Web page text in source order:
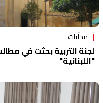
محلّيات
لجنة التربية بحثت في
"اللبنانية"